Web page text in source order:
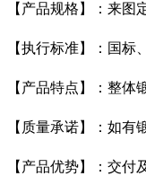
【产品规格】：来图
【执行标准】：国标
【产品特点】：整体
【质量承诺】：如
【产品优势】：交付